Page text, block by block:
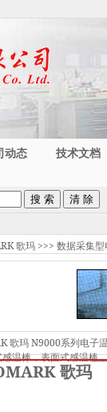
动态 技术文档
歌玛 >>> 数据采集
歌玛 N9000系列电子
温棒，表面式感温棒
歌玛